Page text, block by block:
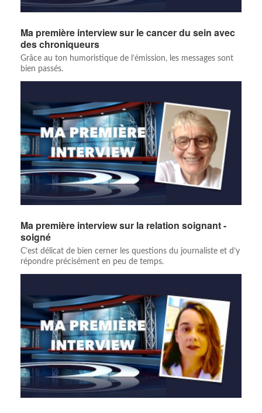
Ma première interview sur le cancer du sein avec
des chroniqueurs
Grâce au ton humoristique de l’émission, les messages sont
bien passés.
Ma première interview sur la relation soignant -
soigné
C’est délicat de bien cerner les questions du journaliste et d’y
répondre précisément en peu de temps.